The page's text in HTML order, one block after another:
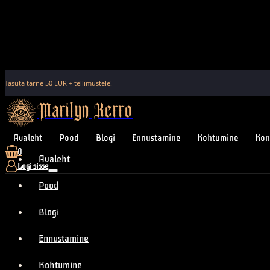
Tasuta tarne 50 EUR + tellimustele!
Marilyn Kerro
Avaleht Pood Blogi Ennustamine Kohtumine
0
Logi sisse
Avaleht
Pood
Blogi
Ennustamine
Kohtumine